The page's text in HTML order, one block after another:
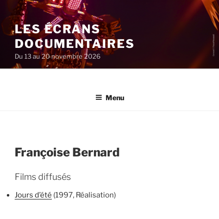
au
contenu
principal
LES ÉCRANS
DOCUMENTAIRES
Du 13 au 20 novembre 2026
Menu
Françoise Bernard
Films diffusés
Jours d’été (1997, Réalisation)